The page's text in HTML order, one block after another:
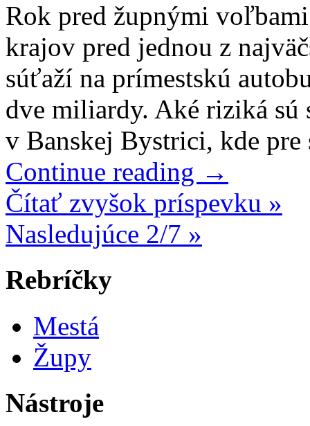
Rok pred župnými
krajov pred jednou z
súťaží na prímestskú
dve miliardy. Aké riziká sú
v Banskej Bystrici, kde
Continue reading →
Čítať zvyšok príspevku »
Nasledujúce 2/7 »
Rebríčky
Mestá
Župy
Nástroje